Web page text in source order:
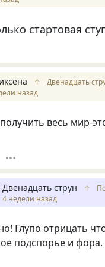
стартовая
↑
Двенадцать
назад
весь мир-
Двенадцать струн ↑
4 недели назад
Глупо отрицать
подспорье и фора.